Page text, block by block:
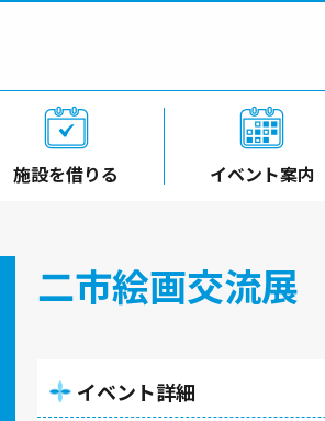
施設を借りる イベント案内
二市絵画交流展
イベント詳細